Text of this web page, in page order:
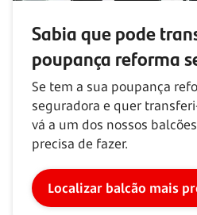
Sabia que pode
poupança reforma
Se tem a sua poupança
seguradora e quer
vá a um dos nossos
precisa de fazer.
Localizar balcão mais